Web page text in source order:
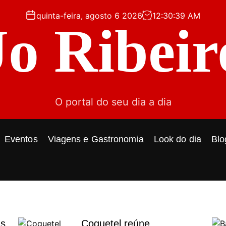
quinta-feira, agosto 6 2026 12:30:40 AM
O portal do seu dia a dia
Eventos Viagens e Gastronomia Look do dia
Coquetel reúne